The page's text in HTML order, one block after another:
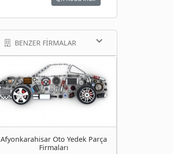
BENZER FIRMALAR
Afyonkarahisar Oto Yedek Parça
Firmaları